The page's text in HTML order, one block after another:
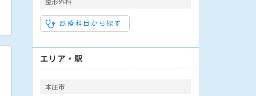
診療科目から探す
エリア・駅
本庄市